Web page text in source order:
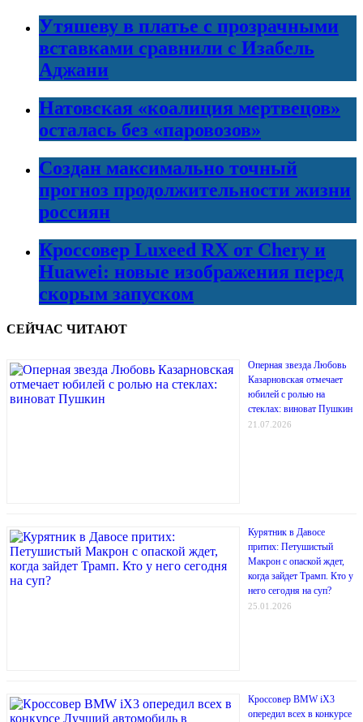
Утяшеву в платье с прозрачными
вставками сравнили с Изабель
Аджани
Натовская «коалиция мертвецов»
осталась без «паровозов»
Создан максимально точный
прогноз продолжительности жизни
россиян
Кроссовер Luxeed RX от Chery и
Huawei: новые изображения перед
скорым запуском
СЕЙЧАС ЧИТАЮТ
Оперная звезда Любовь
Казарновская отмечает
юбилей с ролью на
стеклах: виноват Пушкин
21.07.2026
Курятник в Давосе
притих: Петушистый
Макрон с опаской ждет,
когда зайдет Трамп. Кто у
него сегодня на суп?
25.01.2026
Кроссовер BMW iX3
опередил всех в конкурсе